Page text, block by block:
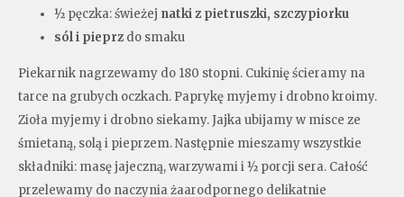
½ pęczka: świeżej natki z pietruszki, szczypiorku
sól i pieprz do smaku
Piekarnik nagrzewamy do 180 stopni. Cukinię ścieramy na
tarce na grubych oczkach. Paprykę myjemy i drobno kroimy.
Zioła myjemy i drobno siekamy. Jajka ubijamy w misce ze
śmietaną, solą i pieprzem. Następnie mieszamy wszystkie
składniki: masę jajeczną, warzywami i ½ porcji sera. Całość
przelewamy do naczynia żaarodpornego delikatnie